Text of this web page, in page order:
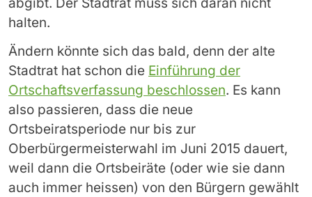
halten.
Ändern könnte sich das bald, denn der alte
Stadtrat hat schon die Einführung der
Ortschaftsverfassung beschlossen. Es kann
also passieren, dass die neue
Ortsbeiratsperiode nur bis zur
Oberbürgermeisterwahl im Juni 2015 dauert,
weil dann die Ortsbeiräte (oder wie sie dann
auch immer heissen) von den Bürgern gewählt